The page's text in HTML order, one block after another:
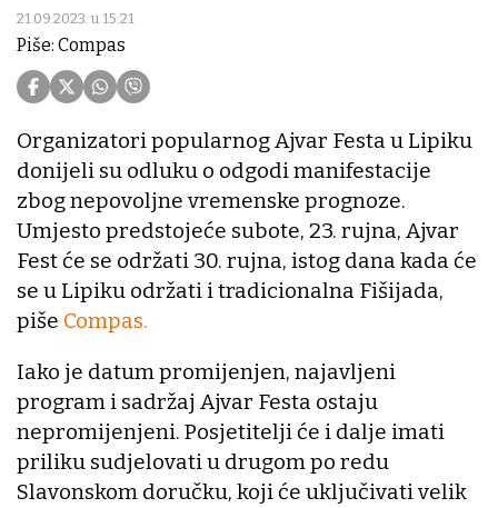
21.09.2023. u 15:21
Piše: Compas
Organizatori popularnog Ajvar Festa u Lipiku
donijeli su odluku o odgodi manifestacije
zbog nepovoljne vremenske prognoze.
Umjesto predstojeće subote, 23. rujna, Ajvar
Fest će se održati 30. rujna, istog dana kada će
se u Lipiku održati i tradicionalna Fišijada,
piše Compas.
Iako je datum promijenjen, najavljeni
program i sadržaj Ajvar Festa ostaju
nepromijenjeni. Posjetitelji će i dalje imati
priliku sudjelovati u drugom po redu
Slavonskom doručku, koji će uključivati velik